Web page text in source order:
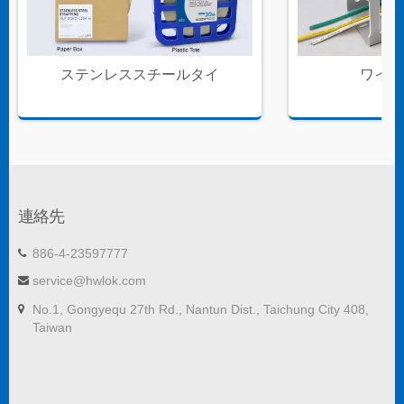
ステンレススチールタイ ワイ
連絡先
886-4-23597777
service@hwlok.com
No.1, Gongyequ 27th Rd., Nantun Dist., Taichung City 408,
Taiwan